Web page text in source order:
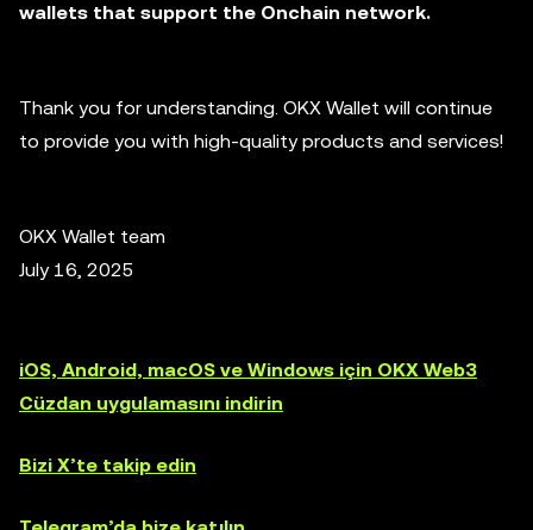
wallets that support the Onchain network.
Thank you for understanding. OKX Wallet will continue
to provide you with high-quality products and services!
OKX Wallet team
July 16, 2025
iOS, Android, macOS ve Windows için OKX Web3
Cüzdan uygulamasını indirin
Bizi X’te takip edin